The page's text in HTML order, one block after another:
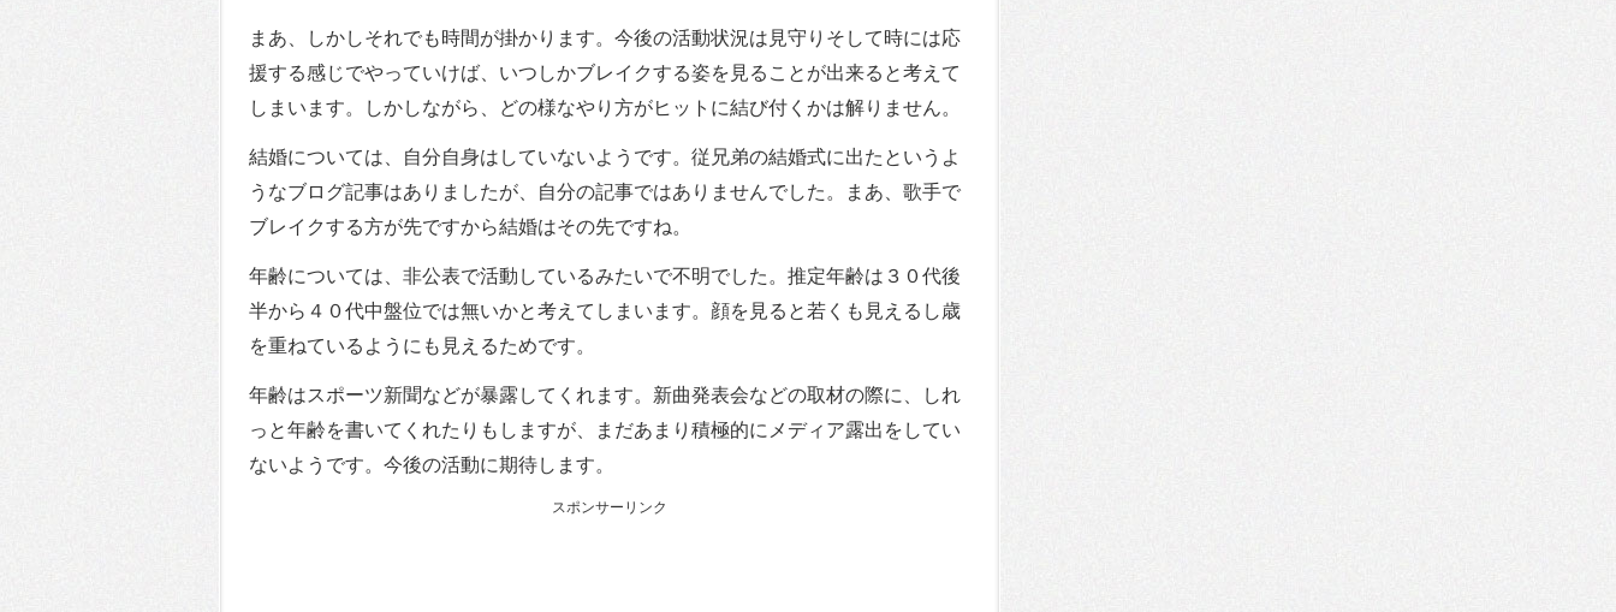
まあ、しかしそれでも時間が掛かります。今後の活動状況は見守りそして時には応
援する感じでやっていけば、いつしかブレイクする姿を見ることが出来ると考えて
しまいます。しかしながら、どの様なやり方がヒットに結び付くかは解りません。
結婚については、自分自身はしていないようです。従兄弟の結婚式に出たというよ
うなブログ記事はありましたが、自分の記事ではありませんでした。まあ、歌手で
ブレイクする方が先ですから結婚はその先ですね。
年齢については、非公表で活動しているみたいで不明でした。推定年齢は３０代後
半から４０代中盤位では無いかと考えてしまいます。顔を見ると若くも見えるし歳
を重ねているようにも見えるためです。
年齢はスポーツ新聞などが暴露してくれます。新曲発表会などの取材の際に、しれ
っと年齢を書いてくれたりもしますが、まだあまり積極的にメディア露出をしてい
ないようです。今後の活動に期待します。
スポンサーリンク